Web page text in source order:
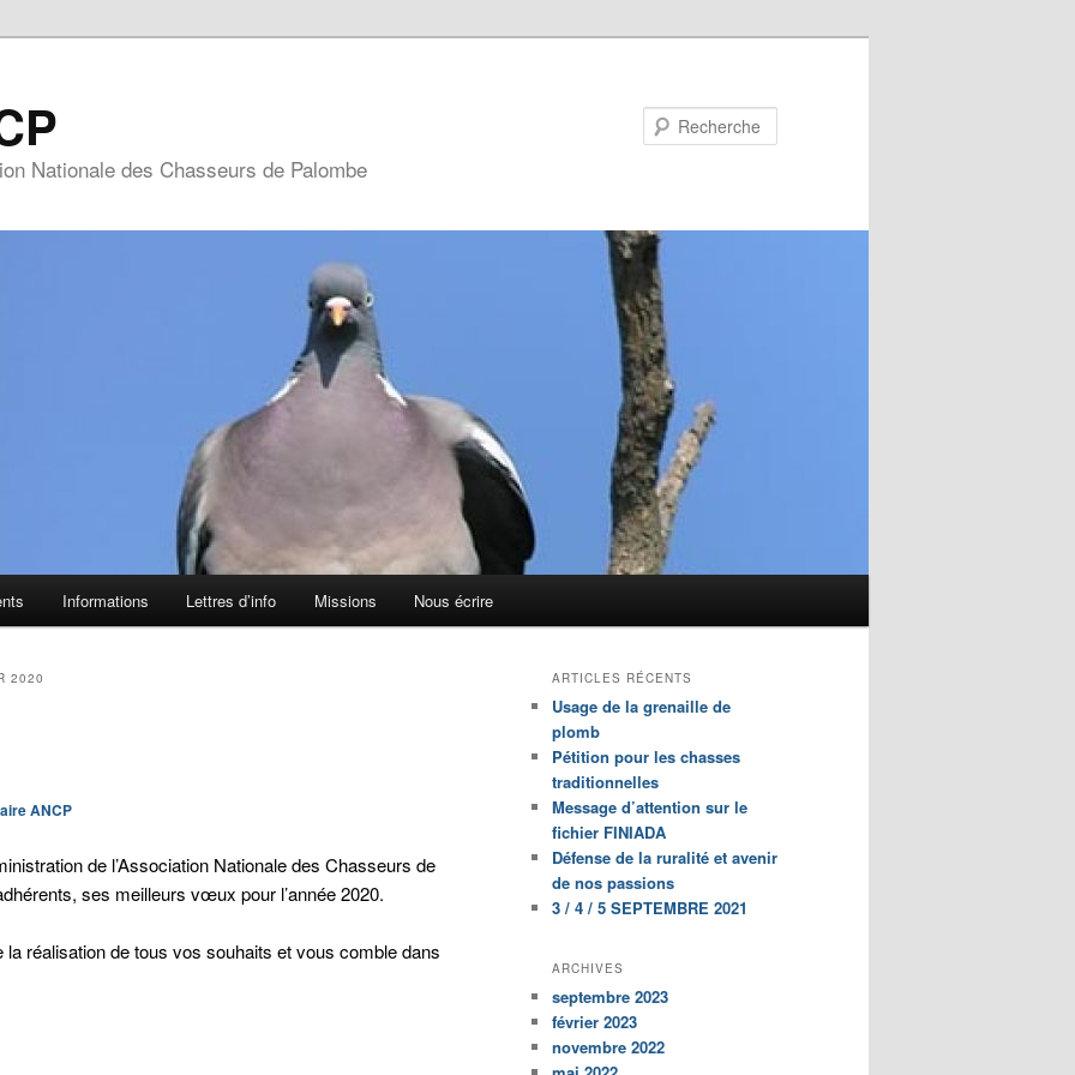
Nationale des Chasseurs de Palombe
Informations Lettres d’info Missions Nous écrire
2020
ANCP
de l’Association Nationale des Chasseurs de
ses meilleurs vœux pour l’année 2020.
la réalisation de tous vos souhaits et vous comble dans
ARTICLES RÉCENTS
Usage de la grenaille de
plomb
Pétition pour les chasses
traditionnelles
Message d’attention sur le
fichier FINIADA
Défense de la ruralité et avenir
de nos passions
3 / 4 / 5 SEPTEMBRE 2021
ARCHIVES
septembre 2023
février 2023
novembre 2022